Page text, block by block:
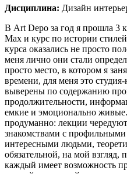
Дисциплина: Дизайн
В Art Depo за год я прошла 3
Max и курс по истории
курса оказались не просто
меня лично они стали
просто место, в котором я
времени, для меня это
выверены по содержанию
продолжительности,
емкие и эмоционально
продуманно: лекции
знакомствами с
интересными людьми,
обязательной, на мой взгляд,
каждый имеет возможность